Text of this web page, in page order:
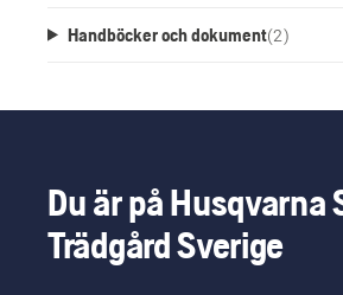
Handböcker och dokument(2)
Du är på Husqvarna
Trädgård Sverige